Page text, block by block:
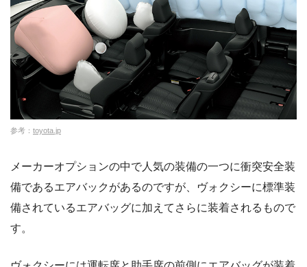
参考： toyota.jp
メーカーオプションの中で人気の装備の一つに衝突安全装
備であるエアバックがあるのですが、ヴォクシーに標準装
備されているエアバッグに加えてさらに装着されるもので
す。